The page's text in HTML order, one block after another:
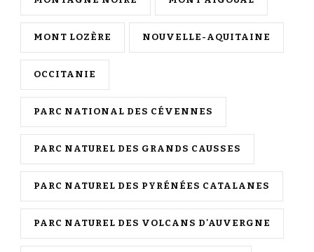
MONT LOZÈRE NOUVELLE-AQUITAINE
OCCITANIE
PARC NATIONAL DES CÉVENNES
PARC NATUREL DES GRANDS CAUSSES
PARC NATUREL DES PYRÉNÉES CATALANES
PARC NATUREL DES VOLCANS D'AUVERGNE